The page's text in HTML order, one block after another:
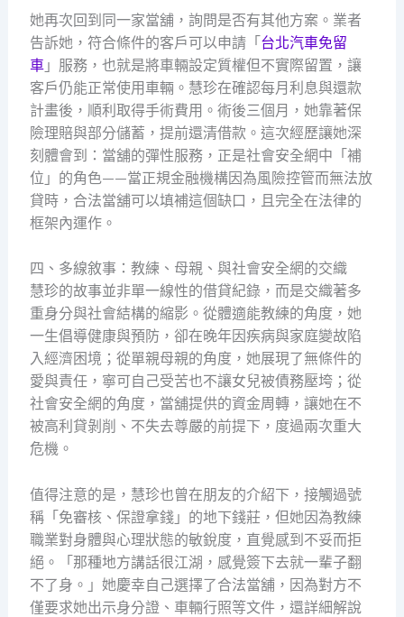
她再次回到同一家當舖，詢問是否有其他方案。業者
告訴她，符合條件的客戶可以申請「 台北汽車免留
車」服務，也就是將車輛設定質權但不實際留置，讓
客戶仍能正常使用車輛。慧珍在確認每月利息與還款
計畫後，順利取得手術費用。術後三個月，她靠著保
險理賠與部分儲蓄，提前還清借款。這次經歷讓她深
刻體會到：當舖的彈性服務，正是社會安全網中「補
位」的角色——當正規金融機構因為風險控管而無法放
貸時，合法當舖可以填補這個缺口，且完全在法律的
框架內運作。
四、多線敘事：教練、母親、與社會安全網的交織
慧珍的故事並非單一線性的借貸紀錄，而是交織著多
重身分與社會結構的縮影。從體適能教練的角度，她
一生倡導健康與預防，卻在晚年因疾病與家庭變故陷
入經濟困境；從單親母親的角度，她展現了無條件的
愛與責任，寧可自己受苦也不讓女兒被債務壓垮；從
社會安全網的角度，當舖提供的資金周轉，讓她在不
被高利貸剝削、不失去尊嚴的前提下，度過兩次重大
危機。
值得注意的是，慧珍也曾在朋友的介紹下，接觸過號
稱「免審核、保證拿錢」的地下錢莊，但她因為教練
職業對身體與心理狀態的敏銳度，直覺感到不妥而拒
絕。「那種地方講話很江湖，感覺簽下去就一輩子翻
不了身。」她慶幸自己選擇了合法當舖，因為對方不
僅要求她出示身分證、車輛行照等文件，還詳細解說